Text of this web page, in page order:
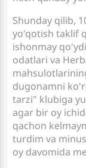
Shunday qilib,
yo'qotish taklif
ishonmay
odatlari va
dugonamni
tarzi" klubiga
agar bir oy
qachon
turdim va
oy davomida